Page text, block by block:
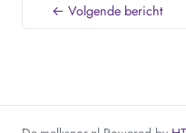
← Volgende bericht